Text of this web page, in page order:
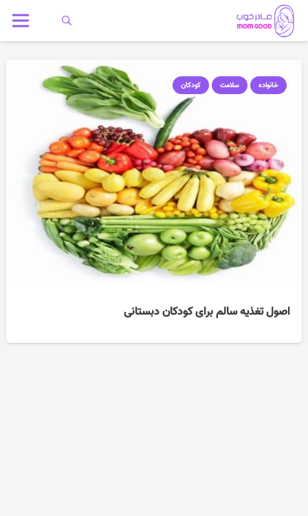
خانواده سلامت کودکان
اصول تغذیه سالم برای کودکان دبستانی